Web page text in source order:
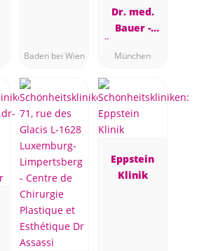
Baden bei Wien
Dr. med.
Bauer -
Ästhetische
Brustchirur
München
Eppstein
Klinik